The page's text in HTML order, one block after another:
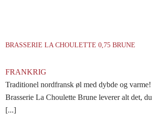
BRASSERIE LA CHOULETTE 0,75 BRUNE
FRANKRIG
Traditionel nordfransk øl med dybde og varme!
Brasserie La Choulette Brune leverer alt det, du
[...]